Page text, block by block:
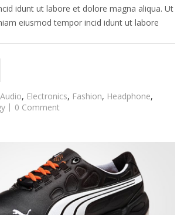
idunt ut labore et dolore magna aliqua. Ut
eiusmod tempor incid idunt ut labore
Audio, Electronics, Fashion, Headphone,
0 Comment